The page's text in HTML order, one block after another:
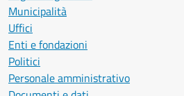
Municipalità
Uffici
Enti e fondazioni
Politici
Personale amministrativo